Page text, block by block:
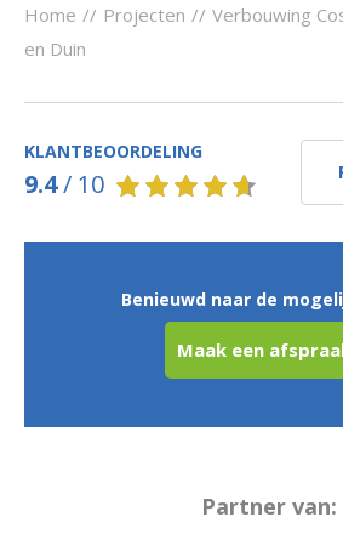
Home // Projecten // Verbouwing
en Duin
KLANTBEOORDELING
9.4/ 10
Benieuwd naar de
Maak een
Partner van: